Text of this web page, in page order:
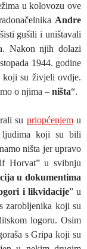
u kolovozu ove
Andre
gušili i uništavali
Nakon njih dolazi
1944. godine
koji su živjeli ovdje.
o njima – ništa“.
su priopćenjemu
ljudima koji su bili
ništa jer upravo
Horvat” u svibnju
u dokumentima
i likvidacije” u
zarobljenika koji su
logoru. Osim
s Gripa koji su